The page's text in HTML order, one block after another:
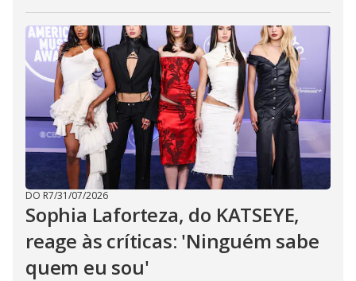
DO R7/31/07/2026
Sophia Laforteza, do KATSEYE,
reage às críticas: 'Ninguém sabe
quem eu sou'